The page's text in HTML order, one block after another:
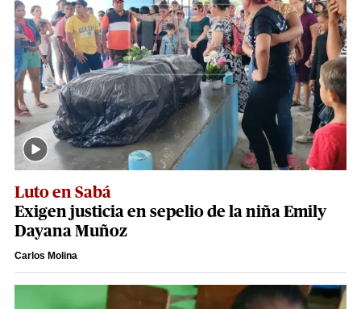
Luto en Sabá
Exigen justicia en sepelio de la niña Emily
Dayana Muñoz
Carlos Molina